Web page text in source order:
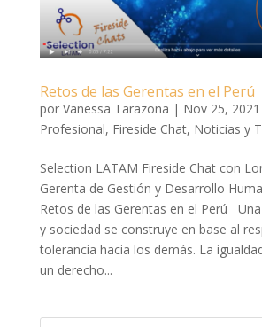
Retos de las Gerentas en el Perú
por Vanessa Tarazona | Nov 25, 2021
Profesional, Fireside Chat, Noticias y
Selection LATAM Fireside Chat con
Gerenta de Gestión y Desarrollo
Retos de las Gerentas en el Perú
y sociedad se construye en base al
tolerancia hacia los demás. La
un derecho...